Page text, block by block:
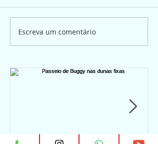
Escreva um comentário